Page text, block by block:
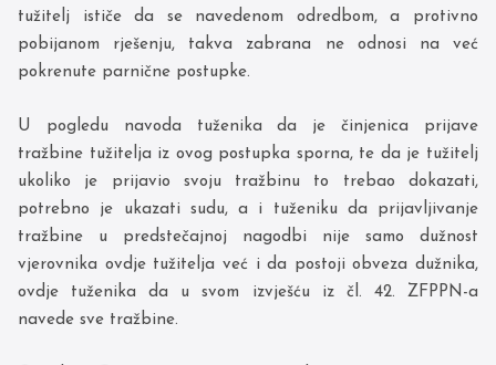
tužitelj ističe da se navedenom odredbom, a protivno
pobijanom rješenju, takva zabrana ne odnosi na već
pokrenute parnične postupke.
U pogledu navoda tuženika da je činjenica prijave
tražbine tužitelja iz ovog postupka sporna, te da je tužitelj
ukoliko je prijavio svoju tražbinu to trebao dokazati,
potrebno je ukazati sudu, a i tuženiku da prijavljivanje
tražbine u predstečajnoj nagodbi nije samo dužnost
vjerovnika ovdje tužitelja već i da postoji obveza dužnika,
ovdje tuženika da u svom izvješću iz čl. 42. ZFPPN-a
navede sve tražbine.